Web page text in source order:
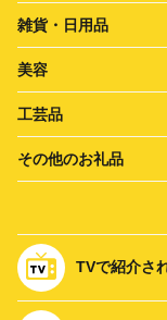
雑貨・日用品
美容
工芸品
その他のお礼品
TVで紹介さ